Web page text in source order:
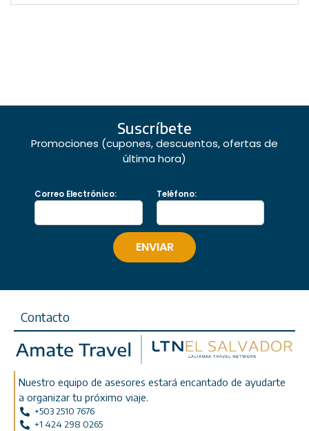
Suscríbete
Promociones (cupones, descuentos, ofertas de
última hora)
Correo Electrónico: Teléfono:
Contacto
Nuestro equipo de asesores estará encantado de ayudarte
a organizar tu próximo viaje.
+503 2510 7676
+1 424 298 0265